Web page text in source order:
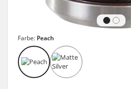
Farbe: Peach